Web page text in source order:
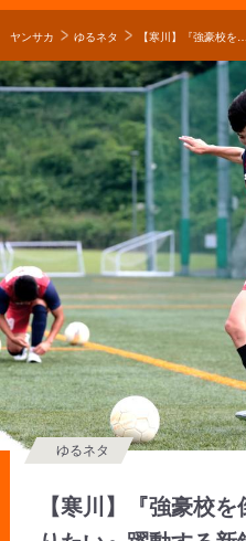
ヤンサカ ゆるネタ 【寒川】『強豪校を倒して、日本一になりたい』躍動する新鋭のエース・泉絢裕が語る全国への想い【○○の誓い】
【寒川】『強豪校
ゆるネタ